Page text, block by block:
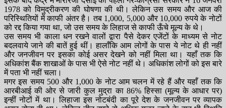
1978 को विमुद्रीकरण की घोषणा की थी। लेकिन उस समय और आज की
परिस्थितियों में काफी अंतर है। तब 1,000, 5,000 और 10,000 रुपये के नोटों
को रद्द किया गया था, जो उस समय के लिहाज से काफी ऊँचे मूल्य के थे।
उस समय भी काला धन रखने वालों द्वारा पैसे देकर एजेंटों के माध्यम से नोट
बदलवाये जाने की बातें हुई थीं। हालाँकि आम लोगों के पास ये नोट थे ही नहीं
और जनजीवन पर इसका कोई असर देखने को नहीं मिला था। यहाँ तक कि
अधिकांश बैंक शाखाओं के पास भी ऐसे नोट नहीं थे। अधिकांश लोगों को इस बारे
में पता भी नहीं चला।
मगर इस समय 500 और 1,000 के नोट आम चलन में रहे हैं और यहाँ तक कि
आरबीआई की ओर से जारी कुल मुद्रा का 86% हिस्सा (मूल्य के आधार पर)
इन्हीं नोटों में था। लिहाजा इस नोटबंदी का पूरे देश के जनजीवन पर व्यापक